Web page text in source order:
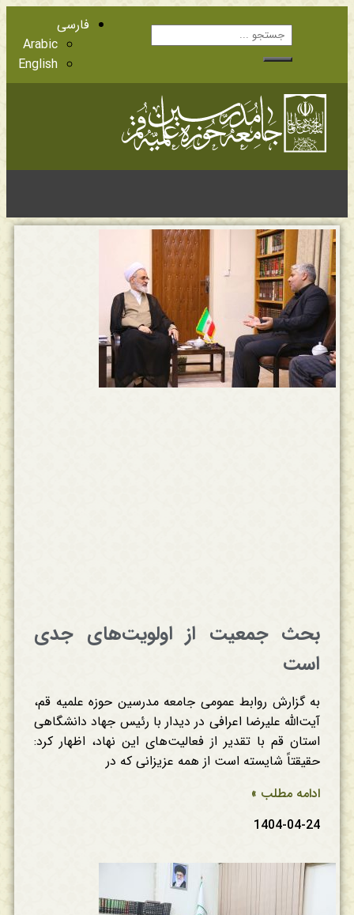
فارسی
Arabic
English
بحث جمعیت از اولویت‌های جدی
است
به گزارش روابط عمومی جامعه مدرسین حوزه علمیه قم،
آیت‌الله علیرضا اعرافی در دیدار با رئیس جهاد دانشگاهی
استان قم با تقدیر از فعالیت‌های این نهاد، اظهار کرد:
حقیقتاً شایسته است از همه عزیزانی که در
ادامه مطلب »
1404-04-24